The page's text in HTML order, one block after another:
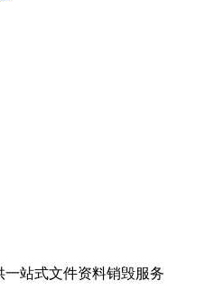
站式文件资料销毁服务